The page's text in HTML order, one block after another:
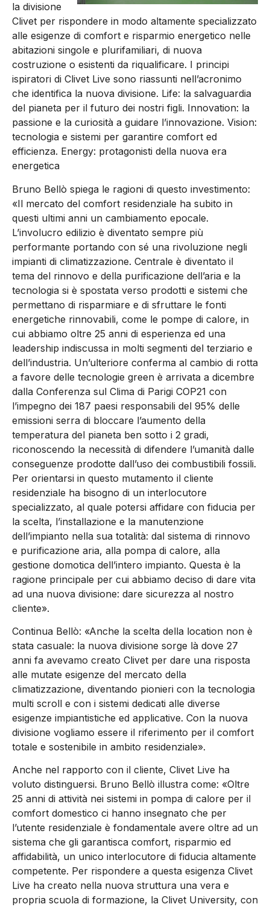
la divisione
Clivet per rispondere in modo altamente specializzato
alle esigenze di comfort e risparmio energetico nelle
abitazioni singole e plurifamiliari, di nuova
costruzione o esistenti da riqualificare. I principi
ispiratori di Clivet Live sono riassunti nell’acronimo
che identifica la nuova divisione. Life: la salvaguardia
del pianeta per il futuro dei nostri figli. Innovation: la
passione e la curiosità a guidare l’innovazione. Vision:
tecnologia e sistemi per garantire comfort ed
efficienza. Energy: protagonisti della nuova era
energetica
Bruno Bellò spiega le ragioni di questo investimento:
«Il mercato del comfort residenziale ha subito in
questi ultimi anni un cambiamento epocale.
L’involucro edilizio è diventato sempre più
performante portando con sé una rivoluzione negli
impianti di climatizzazione. Centrale è diventato il
tema del rinnovo e della purificazione dell’aria e la
tecnologia si è spostata verso prodotti e sistemi che
permettano di risparmiare e di sfruttare le fonti
energetiche rinnovabili, come le pompe di calore, in
cui abbiamo oltre 25 anni di esperienza ed una
leadership indiscussa in molti segmenti del terziario e
dell’industria. Un’ulteriore conferma al cambio di rotta
a favore delle tecnologie green è arrivata a dicembre
dalla Conferenza sul Clima di Parigi COP21 con
l’impegno dei 187 paesi responsabili del 95% delle
emissioni serra di bloccare l’aumento della
temperatura del pianeta ben sotto i 2 gradi,
riconoscendo la necessità di difendere l’umanità dalle
conseguenze prodotte dall’uso dei combustibili fossili.
Per orientarsi in questo mutamento il cliente
residenziale ha bisogno di un interlocutore
specializzato, al quale potersi affidare con fiducia per
la scelta, l’installazione e la manutenzione
dell’impianto nella sua totalità: dal sistema di rinnovo
e purificazione aria, alla pompa di calore, alla
gestione domotica dell’intero impianto. Questa è la
ragione principale per cui abbiamo deciso di dare vita
ad una nuova divisione: dare sicurezza al nostro
cliente».
Continua Bellò: «Anche la scelta della location non è
stata casuale: la nuova divisione sorge là dove 27
anni fa avevamo creato Clivet per dare una risposta
alle mutate esigenze del mercato della
climatizzazione, diventando pionieri con la tecnologia
multi scroll e con i sistemi dedicati alle diverse
esigenze impiantistiche ed applicative. Con la nuova
divisione vogliamo essere il riferimento per il comfort
totale e sostenibile in ambito residenziale».
Anche nel rapporto con il cliente, Clivet Live ha
voluto distinguersi. Bruno Bellò illustra come: «Oltre
25 anni di attività nei sistemi in pompa di calore per il
comfort domestico ci hanno insegnato che per
l’utente residenziale è fondamentale avere oltre ad un
sistema che gli garantisca comfort, risparmio ed
affidabilità, un unico interlocutore di fiducia altamente
competente. Per rispondere a questa esigenza Clivet
Live ha creato nella nuova struttura una vera e
propria scuola di formazione, la Clivet University, con